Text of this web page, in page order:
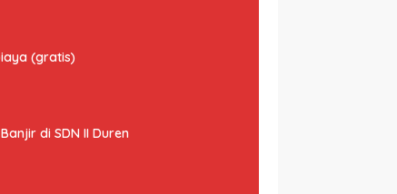
(gratis)
di SDN II Duren